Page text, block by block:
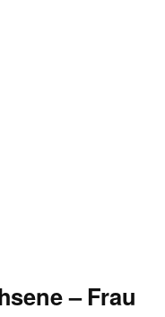
– Frau